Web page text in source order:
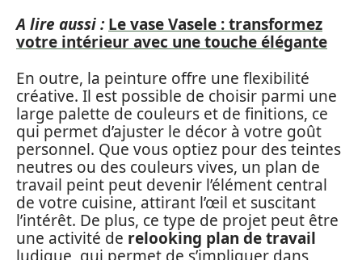
A lire aussi : Le vase Vasele : transformez
votre intérieur avec une touche élégante
En outre, la peinture offre une flexibilité
créative. Il est possible de choisir parmi une
large palette de couleurs et de finitions, ce
qui permet d’ajuster le décor à votre goût
personnel. Que vous optiez pour des teintes
neutres ou des couleurs vives, un plan de
travail peint peut devenir l’élément central
de votre cuisine, attirant l’œil et suscitant
l’intérêt. De plus, ce type de projet peut être
une activité de relooking plan de travail
ludique, qui permet de s’impliquer dans